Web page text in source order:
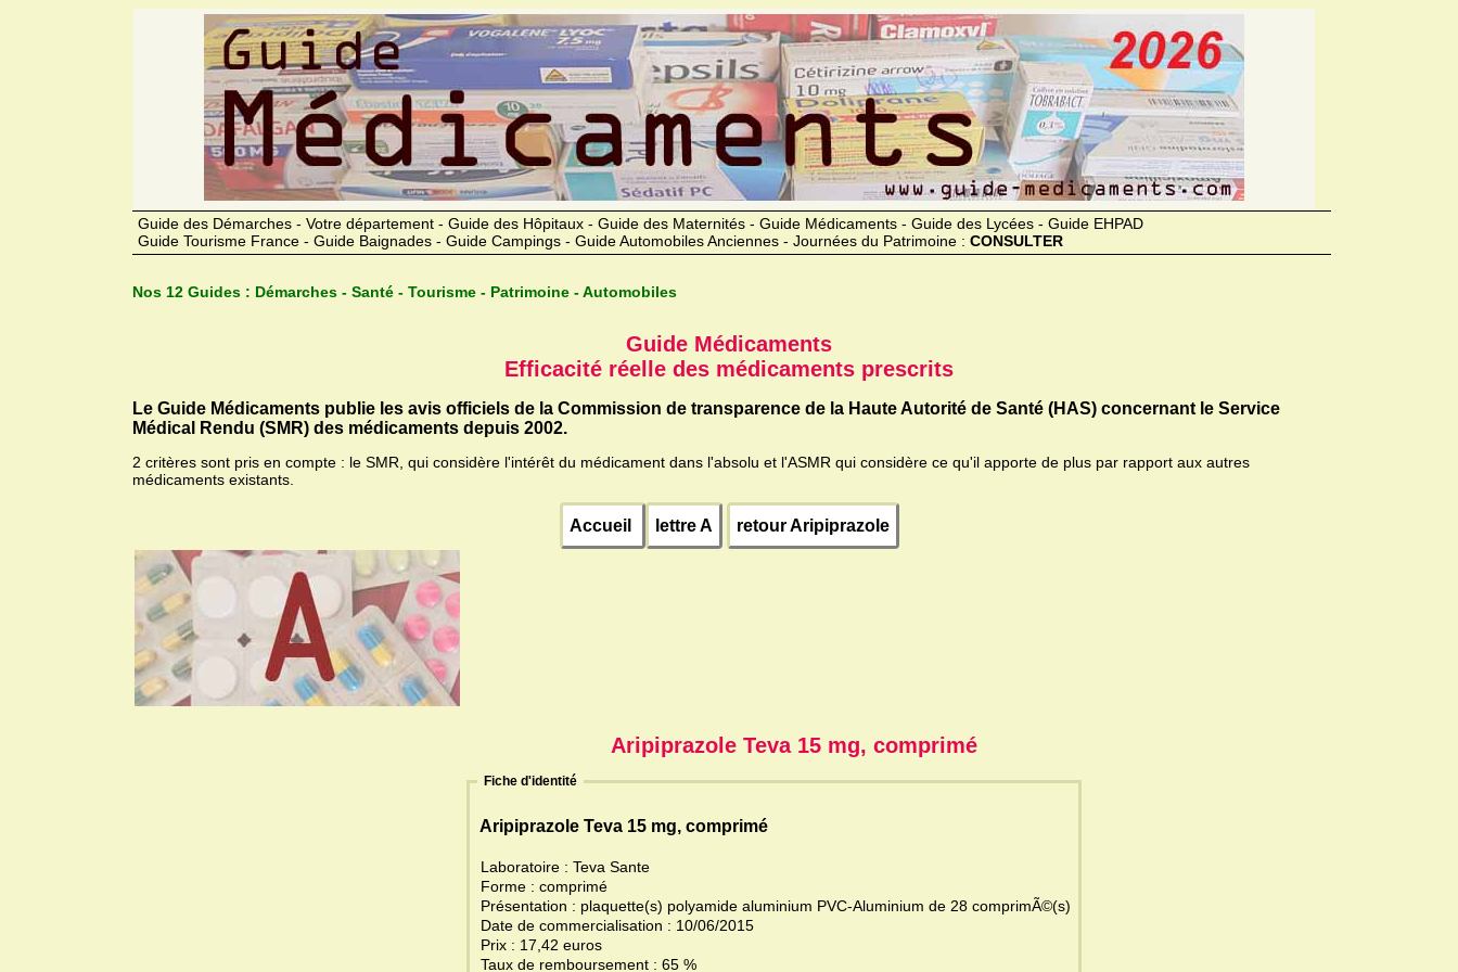
Guide des Démarches - Votre département - Guide des Hôpitaux - Guide des Maternités - Guide Médicaments - Guide des Lycées - Guide EHPAD
Guide Tourisme France - Guide Baignades - Guide Campings - Guide Automobiles Anciennes - Journées du Patrimoine : CONSULTER
Nos 12 Guides : Démarches - Santé - Tourisme - Patrimoine - Automobiles
Guide Médicaments
Efficacité réelle des médicaments prescrits
Le Guide Médicaments publie les avis officiels de la Commission de transparence de la Haute Autorité de Santé (HAS) concernant le Service
Médical Rendu (SMR) des médicaments depuis 2002.
2 critères sont pris en compte : le SMR, qui considère l'intérêt du médicament dans l'absolu et l'ASMR qui considère ce qu'il apporte de plus par rapport aux autres
médicaments existants.
Accueil lettre A retour Aripiprazole
Aripiprazole Teva 15 mg, comprimé
Fiche d'identité
Aripiprazole Teva 15 mg, comprimé
Laboratoire : Teva Sante
Forme : comprimé
Présentation : plaquette(s) polyamide aluminium PVC-Aluminium de 28 comprimÃ©(s)
Date de commercialisation : 10/06/2015
Prix : 17,42 euros
Taux de remboursement : 65 %